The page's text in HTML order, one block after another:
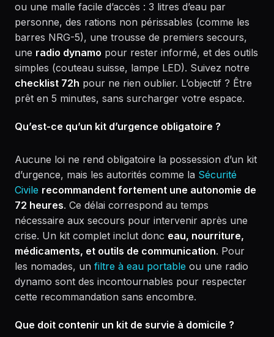
ou une malle facile d’accès : 3 litres d’eau par
personne, des rations non périssables (comme les
barres NRG-5), une trousse de premiers secours,
une radio dynamo pour rester informé, et des outils
simples (couteau suisse, lampe LED). Suivez notre
checklist 72h pour ne rien oublier. L’objectif ? Être
prêt en 5 minutes, sans surcharger votre espace.
Qu’est-ce qu’un kit d’urgence obligatoire ?
Aucune loi ne rend obligatoire la possession d’un kit
d’urgence, mais les autorités comme la Sécurité
Civile recommandent fortement une autonomie de
72 heures. Ce délai correspond au temps
nécessaire aux secours pour intervenir après une
crise. Un kit complet inclut donc eau, nourriture,
médicaments, et outils de communication. Pour
les nomades, un filtre à eau portable ou une radio
dynamo sont des incontournables pour respecter
cette recommandation sans encombre.
Que doit contenir un kit de survie à domicile ?